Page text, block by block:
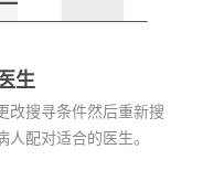
生
改搜寻条件然后重新搜
人配对适合的医生。